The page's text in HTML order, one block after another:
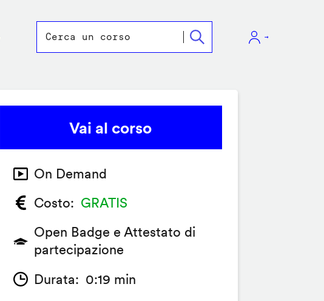
Vai al corso
On Demand
Costo
GRATIS
Open Badge e Attestato di
partecipazione
Durata
0:19 min